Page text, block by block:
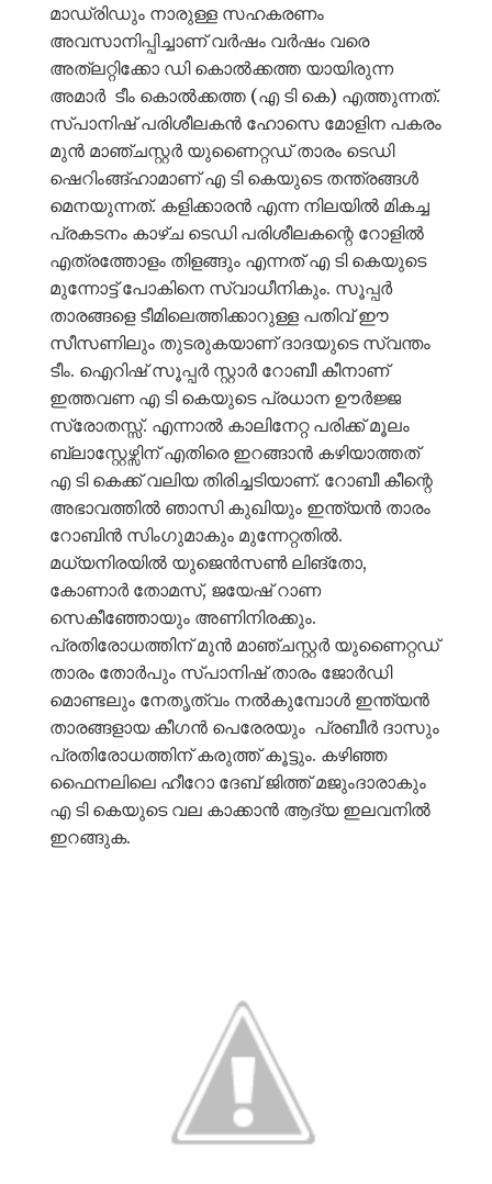
മാഡ്രിഡും നാരുള്ള സഹകരണം
അവസാനിപ്പിച്ചാണ് വർഷം വർഷം വരെ
അത്‌ലറ്റിക്കോ ഡി കൊൽക്കത്ത യായിരുന്ന
അമാർ ടീം കൊൽക്കത്ത (എ ടി കെ) എത്തുന്നത്.
സ്പാനിഷ് പരിശീലകൻ ഹോസെ മോളിന പകരം
മുൻ മാഞ്ചസ്റ്റർ യുണൈറ്റഡ് താരം ടെഡി
ഷെറിംങ്ങ്ഹാമാണ് എ ടി കെയുടെ തന്ത്രങ്ങൾ
മെനയുന്നത്. കളിക്കാരൻ എന്ന നിലയിൽ മികച്ച
പ്രകടനം കാഴ്ച ടെഡി പരിശീലകന്റെ റോളിൽ
എത്രത്തോളം തിളങ്ങും എന്നത് എ ടി കെയുടെ
മുന്നോട്ട് പോകിനെ സ്വാധീനികും. സൂപ്പർ
താരങ്ങളെ ടീമിലെത്തിക്കാറുള്ള പതിവ് ഈ
സീസണിലും തുടരുകയാണ് ദാദയുടെ സ്വന്തം
ടീം. ഐറിഷ് സൂപ്പർ സ്റ്റാർ റോബീ കീനാണ്
ഇത്തവണ എ ടി കെയുടെ പ്രധാന ഊർജ്ജ
സ്രോതസ്സ്. എന്നാൽ കാലിനേറ്റ പരിക്ക് മൂലം
ബ്ലാസ്റ്റേഴ്സിന് എതിരെ ഇറങ്ങാൻ കഴിയാത്തത്
എ ടി കെക്ക് വലിയ തിരിച്ചടിയാണ്. റോബീ കീന്റെ
അഭാവത്തിൽ ഞാസി കുഖിയും ഇന്ത്യൻ താരം
റോബിൻ സിംഗുമാകും മുന്നേറ്റതിൽ.
മധ്യനിരയിൽ യുജെൻസൺ ലിങ്തോ,
കോണാർ തോമസ്, ജയേഷ് റാണ
സെകീഞ്ഞോയും അണിനിരക്കും.
പ്രതിരോധത്തിന് മുൻ മാഞ്ചസ്റ്റർ യുണൈറ്റഡ്
താരം തോർപും സ്പാനിഷ് താരം ജോർഡി
മൊണ്ടലും നേതൃത്വം നൽകുമ്പോൾ ഇന്ത്യൻ
താരങ്ങളായ കീഗൻ പെരേരയും പ്രബീർ ദാസും
പ്രതിരോധത്തിന് കരുത്ത് കൂട്ടും. കഴിഞ്ഞ
ഫൈനലിലെ ഹീറോ ദേബ് ജിത്ത് മജുംദാരാകും
എ ടി കെയുടെ വല കാക്കാൻ ആദ്യ ഇലവനിൽ
ഇറങ്ങുക.